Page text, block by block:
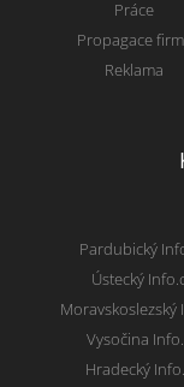
Práce
Propagace
Reklama
Pardubický
Ústecký
Moravskoslezský
Vysočina
Hradecký